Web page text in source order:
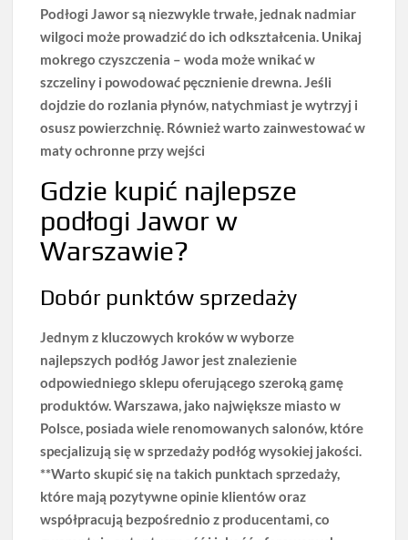
Podłogi Jawor są niezwykle trwałe, jednak nadmiar
wilgoci może prowadzić do ich odkształcenia. Unikaj
mokrego czyszczenia – woda może wnikać w
szczeliny i powodować pęcznienie drewna. Jeśli
dojdzie do rozlania płynów, natychmiast je wytrzyj i
osusz powierzchnię. Również warto zainwestować w
maty ochronne przy wejści
Gdzie kupić najlepsze
podłogi Jawor w
Warszawie?
Dobór punktów sprzedaży
Jednym z kluczowych kroków w wyborze
najlepszych podłóg Jawor jest znalezienie
odpowiedniego sklepu oferującego szeroką gamę
produktów. Warszawa, jako największe miasto w
Polsce, posiada wiele renomowanych salonów, które
specjalizują się w sprzedaży podłóg wysokiej jakości.
**Warto skupić się na takich punktach sprzedaży,
które mają pozytywne opinie klientów oraz
współpracują bezpośrednio z producentami, co